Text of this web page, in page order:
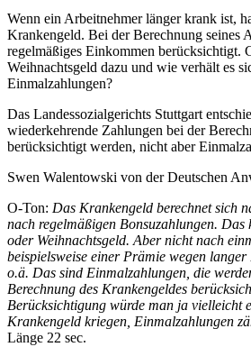
Wenn ein Arbeitnehmer länger krank ist,
Krankengeld. Bei der Berechnung seines
regelmäßiges Einkommen berücksichtigt.
Weihnachtsgeld dazu und wie verhält es
Einmalzahlungen?
Das Landessozialgerichts Stuttgart
wiederkehrende Zahlungen bei der
berücksichtigt werden, nicht aber
Swen Walentowski von der Deutschen
O-Ton: Das Krankengeld berechnet sich
nach regelmäßigen Bonsuzahlungen.
oder Weihnachtsgeld. Aber nicht nach
beispielsweise einer Prämie wegen
o.ä. Das sind Einmalzahlungen, die
Berechnung des Krankengeldes
Berücksichtigung würde man ja vielleicht
Krankengeld kriegen, Einmalzahlungen
Länge 22 sec.